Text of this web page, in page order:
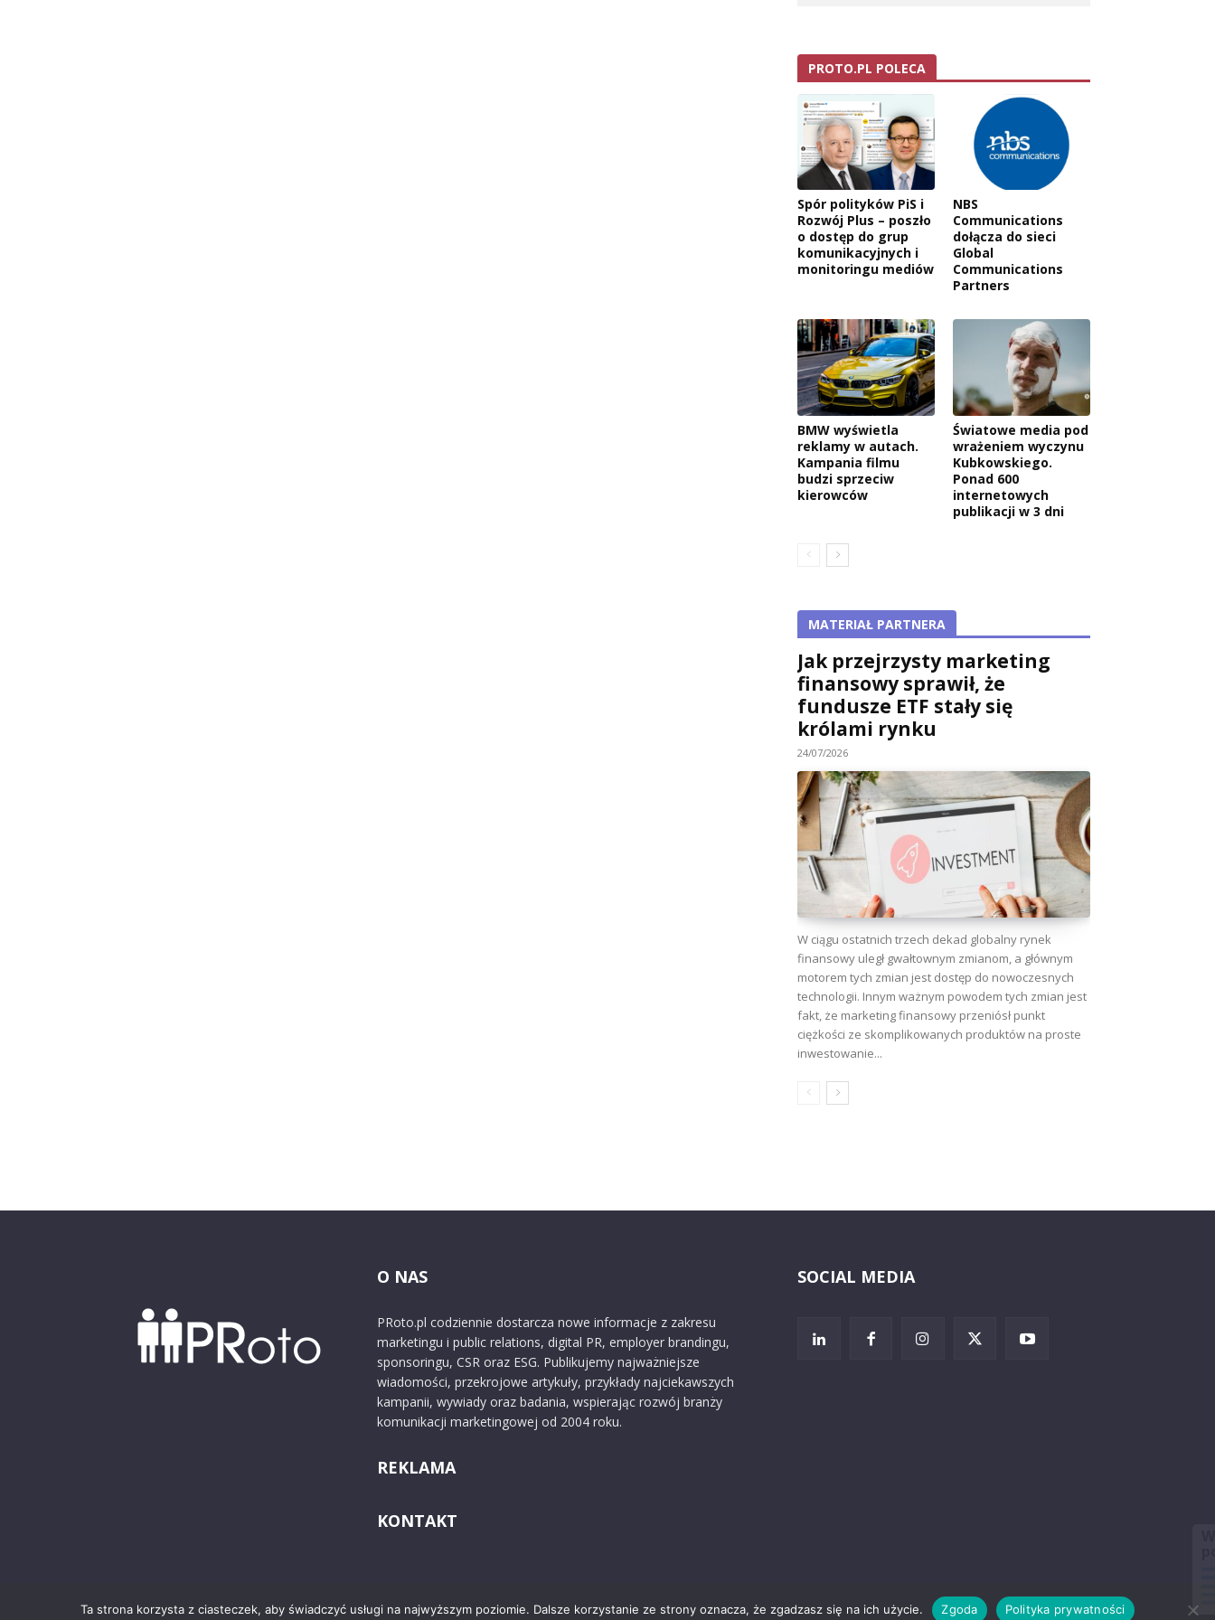
PROTO.PL POLECA
Spór polityków PiS i
Rozwój Plus – poszło
o dostęp do grup
komunikacyjnych i
monitoringu mediów
NBS
Communications
dołącza do sieci
Global
Communications
Partners
BMW wyświetla
reklamy w autach.
Kampania filmu
budzi sprzeciw
kierowców
Światowe media pod
wrażeniem wyczynu
Kubkowskiego.
Ponad 600
internetowych
publikacji w 3 dni
MATERIAŁ PARTNERA
Jak przejrzysty marketing
finansowy sprawił, że
fundusze ETF stały się
królami rynku
24/07/2026
W ciągu ostatnich trzech dekad globalny rynek
finansowy uległ gwałtownym zmianom, a głównym
motorem tych zmian jest dostęp do nowoczesnych
technologii. Innym ważnym powodem tych zmian jest
fakt, że marketing finansowy przeniósł punkt
ciężkości ze skomplikowanych produktów na proste
inwestowanie...
O NAS
PRoto.pl codziennie dostarcza nowe informacje z zakresu
marketingu i public relations, digital PR, employer brandingu,
sponsoringu, CSR oraz ESG. Publikujemy najważniejsze
wiadomości, przekrojowe artykuły, przykłady najciekawszych
kampanii, wywiady oraz badania, wspierając rozwój branży
komunikacji marketingowej od 2004 roku.
REKLAMA
KONTAKT
SOCIAL MEDIA
Ta strona korzysta z ciasteczek, aby świadczyć usługi na najwyższym poziomie. Dalsze korzystanie ze strony oznacza, że zgadzasz się na ich użycie. Zgoda Polityka prywatności